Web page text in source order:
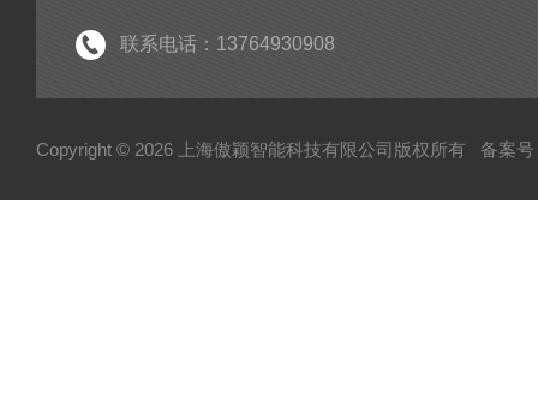
联系电话：13764930908
Copyright © 2026 上海傲颖智能科技有限公司版权所有 备案号